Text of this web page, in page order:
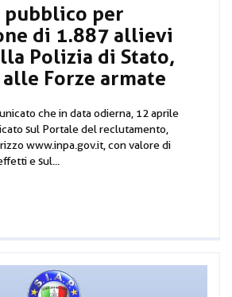
pubblico per
di 1.887 allievi
Polizia di Stato,
Forze armate
che in data odierna, 12 aprile
sul Portale del reclutamento,
www.inpa.gov.it, con valore di
e sul...